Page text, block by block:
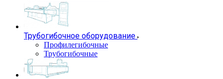
Трубогибочное оборудование
Профилегибочные
Трубогибочные